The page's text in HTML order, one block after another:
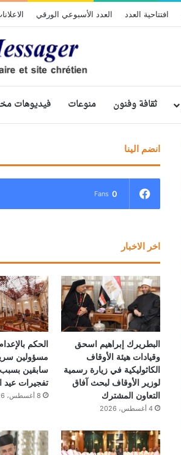
افتتاحية العدد العدد الأسبوعي الورقي
ثقافة وفنون منوعات فيديوهات
انضم الينا
0
Fans
اخر الاخبار
البطريرك إبراهيم اسحق
وقيادات هيئة الأوقاف
الكاثوليكية في زيارة رسمية
لوزير الأوقاف لبحث آفاق
التعاون المشترك
4 أغسطس، 2026
الحكم
مسؤولين
سابقين
تفجيرات عيد
8 أغسطس، 2026